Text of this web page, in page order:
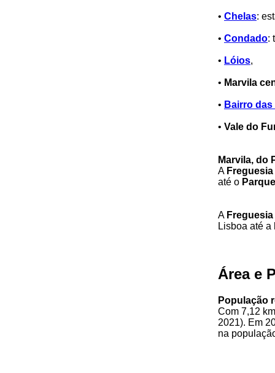
• Chelas:
• Condado:
• Lóios,
• Marvila
• Bairro
• Vale do
Marvila, do
A
até o
A
Lisboa até a
Área e
População
Com 7,12
2021). Em
na